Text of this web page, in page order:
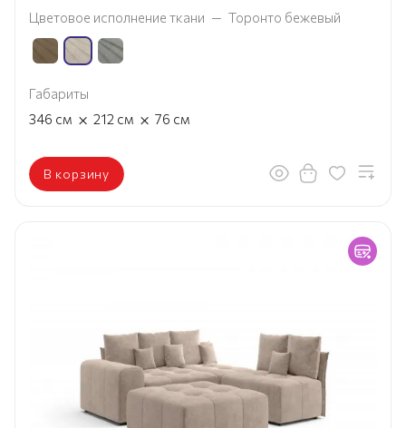
Цветовое исполнение ткани — Торонто бежевый
Габариты
346 см × 212 см × 76 см
В корзину